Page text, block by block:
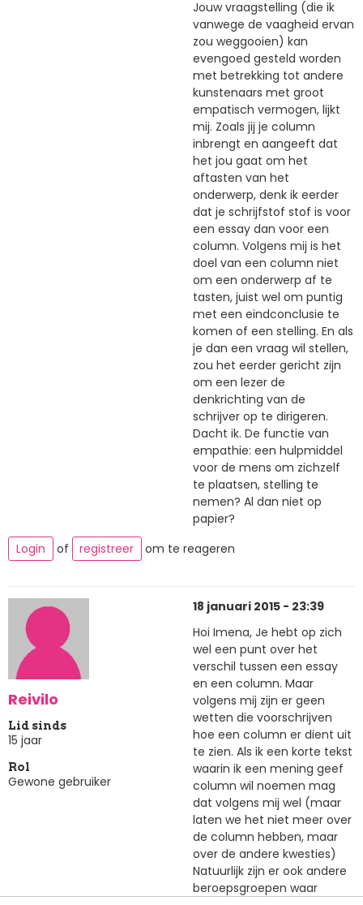
Jouw vraagstelling (die ik
vanwege de vaagheid ervan
zou weggooien) kan
evengoed gesteld worden
met betrekking tot andere
kunstenaars met groot
empatisch vermogen, lijkt
mij. Zoals jij je column
inbrengt en aangeeft dat
het jou gaat om het
aftasten van het
onderwerp, denk ik eerder
dat je schrijfstof stof is voor
een essay dan voor een
column. Volgens mij is het
doel van een column niet
om een onderwerp af te
tasten, juist wel om puntig
met een eindconclusie te
komen of een stelling. En als
je dan een vraag wil stellen,
zou het eerder gericht zijn
om een lezer de
denkrichting van de
schrijver op te dirigeren.
Dacht ik. De functie van
empathie: een hulpmiddel
voor de mens om zichzelf
te plaatsen, stelling te
nemen? Al dan niet op
papier?
Login
of registreer om te reageren
Reivilo
Lid sinds
15 jaar
Rol
Gewone gebruiker
18 januari 2015 - 23:39
Hoi Imena, Je hebt op zich
wel een punt over het
verschil tussen een essay
en een column. Maar
volgens mij zijn er geen
wetten die voorschrijven
hoe een column er dient uit
te zien. Als ik een korte tekst
waarin ik een mening geef
column wil noemen mag
dat volgens mij wel (maar
laten we het niet meer over
de column hebben, maar
over de andere kwesties)
Natuurlijk zijn er ook andere
beroepsgroepen waar